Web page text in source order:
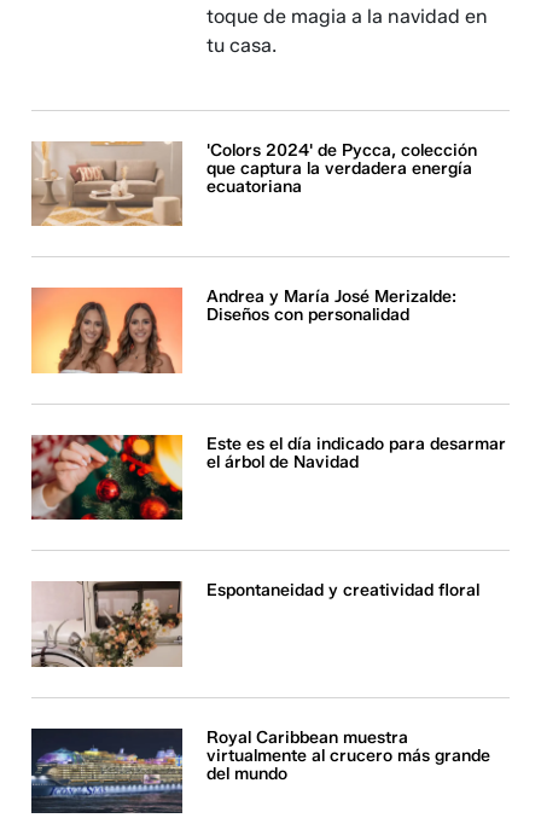
toque de magia a la navidad en
tu casa.
'Colors 2024' de Pycca, colección
que captura la verdadera energía
ecuatoriana
Andrea y María José Merizalde:
Diseños con personalidad
Este es el día indicado para desarmar
el árbol de Navidad
Espontaneidad y creatividad floral
Royal Caribbean muestra
virtualmente al crucero más grande
del mundo